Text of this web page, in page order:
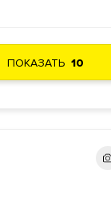
ПОКАЗАТЬ 10